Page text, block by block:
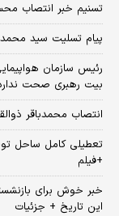
تسنیم خبر انتصاب
پیام تسلیت سید
بیت رهبری صحت
انتصاب محمدباقر
تعطیلی کامل ساحل
+فیلم
خبر خوش برای
این تاریخ + جزئیات